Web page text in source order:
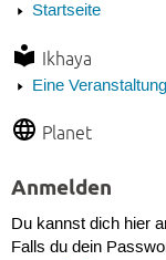
Startseite
Ikhaya
Eine
Planet
Anmelden
Du kannst dich hier
Falls du dein